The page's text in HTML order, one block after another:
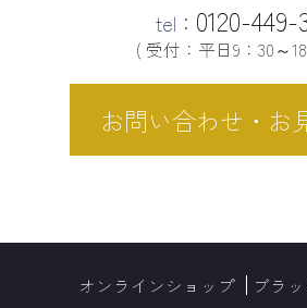
tel： 0120-449-
( 受付：平日9：30～
お問い合わせ・お
オンラインショップ ブラ